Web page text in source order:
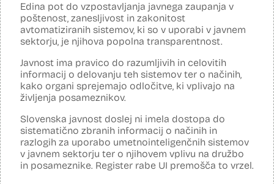
Analiza učinka na osebne podatke opravljena:
Posodobljeno: 3. december 2024
Sistem avtomatizirano zbira, obdeluje, presoja varnostna tveganja ter
evidence potnikov iz sistema rezervacij letalskih vozovnic. Po
avtomatiziranem preverjanju podatkov PNR (Passenger Name
Record) in API (Advanced Passenger Information) v primeru ujemanja
v evidencah policije, SIS in Interpola poda rezultat v obliki "zadetek oz.
ni zadetka" z navedbo sklopa evidenc, v katerih je prišlo do ujemanja,
ter navedbo, ali se ujemanje nanaša na podatke o osebi ali na
podatke o potovalnem dokumentu. V primeru ujemanja poda tudi
podatke, na podlagi katerih je prišlo do ujemanja med preverjenimi
podatki in ocenjevalnimi merili.
Ocenjevalna merila so oblikovana z analitično obdelavo podatkov, pri
čemer se oblikujejo indikatorji tveganja, ki predstavljajo posamezne
Edina pot do vzpostavljanja javnega zaupanja v
poštenost, zanesljivost in zakonitost
avtomatiziranih sistemov, ki so v uporabi v javnem
sektorju, je njihova popolna transparentnost.
Javnost ima pravico do razumljivih in celovitih
informacij o delovanju teh sistemov ter o načinih,
kako organi sprejemajo odločitve, ki vplivajo na
življenja posameznikov.
Slovenska javnost doslej ni imela dostopa do
sistematično zbranih informacij o načinih in
razlogih za uporabo umetnointeligenčnih sistemov
v javnem sektorju ter o njihovem vplivu na družbo
in posameznike. Register rabe UI premošča to vrzel.